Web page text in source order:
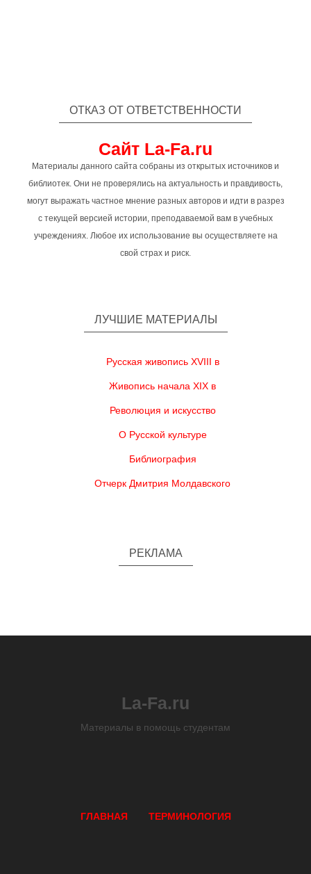
ОТКАЗ ОТ ОТВЕТСТВЕННОСТИ
Сайт La-Fa.ru
Материалы данного сайта собраны из открытых источников и
библиотек. Они не проверялись на актуальность и правдивость,
могут выражать частное мнение разных авторов и идти в разрез
с текущей версией истории, преподаваемой вам в учебных
учреждениях. Любое их использование вы осуществляете на
свой страх и риск.
ЛУЧШИЕ МАТЕРИАЛЫ
Русская живопись XVIII в
Живопись начала XIX в
Революция и искусство
О Русской культуре
Библиография
Отчерк Дмитрия Молдавского
РЕКЛАМА
La-Fa.ru
Материалы в помощь студентам
ГЛАВНАЯ ТЕРМИНОЛОГИЯ